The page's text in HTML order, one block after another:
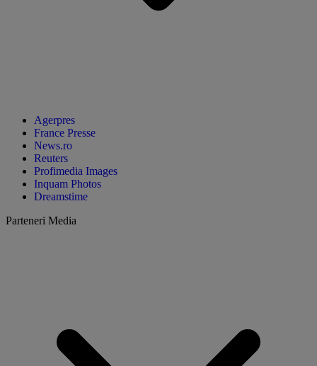
Agerpres
France Presse
News.ro
Reuters
Profimedia Images
Inquam Photos
Dreamstime
Parteneri Media